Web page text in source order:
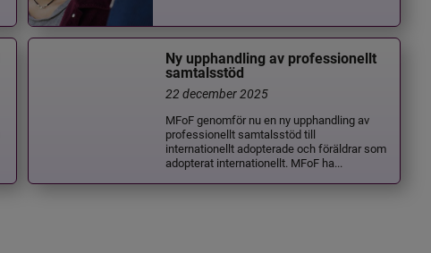
Ny upphandling av professionellt
samtalsstöd
22 december 2025
MFoF genomför nu en ny upphandling av
professionellt samtalsstöd till
internationellt adopterade och föräldrar som
adopterat internationellt. MFoF ha...